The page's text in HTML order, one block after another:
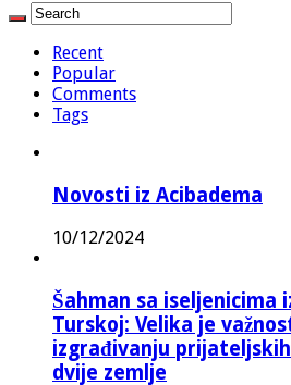
Recent
Popular
Comments
Tags
Novosti iz Acibadema
10/12/2024
Šahman sa iseljenicima
Turskoj: Velika je
izgrađivanju
dvije zemlje